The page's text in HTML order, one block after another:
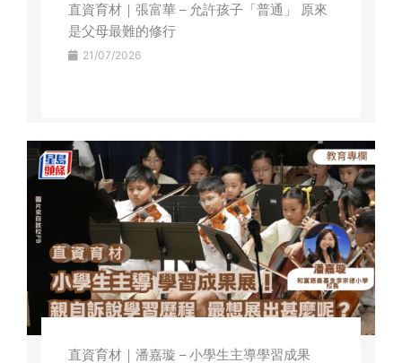
直資育材｜張富華 – 允許孩子「普通」 原來
是父母最難的修行
21/07/2026
直資育材｜潘嘉璇 – 小學生主導學習成果